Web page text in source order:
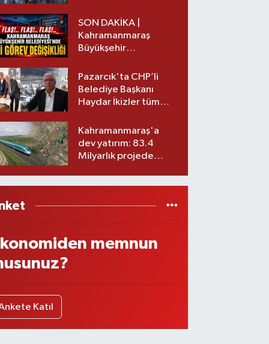
SON DAKİKA |
Kahramanmaraş
Büyükşehir
görev değişikliği!
Pazarcık'ta CHP’li
Belediye Başkanı
Haydar İkizler tüm
yeni partisi
Kahramanmaraş'a
dev yatırım: 83.4
Milyarlık projede
memnun
Katıl